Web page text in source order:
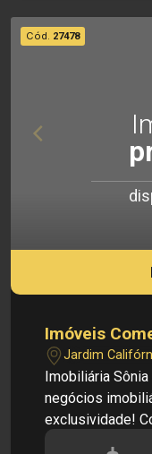
imediações de
supermercados Investimento de Locação: R$
Investimento de Venda: R$
como
qualquer
dados e
Cód. 27478
Imóveis
Jardim
Imobiliária
negócios
exclusividade! Cód.: L27478 Principais